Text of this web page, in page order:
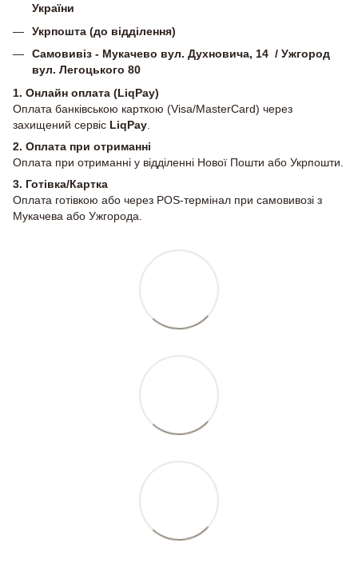
України
Укрпошта (до відділення)
Самовивіз - Мукачево вул. Духновича, 14 / Ужгород
вул. Легоцького 80
1. Онлайн оплата (LiqPay)
Оплата банківською карткою (Visa/MasterCard) через
захищений сервіс LiqPay
2. Оплата при отриманні
Оплата при отриманні у відділенні Нової Пошти або Укрпошти.
3. Готівка/Картка
Оплата готівкою або через POS-термінал при самовивозі з
Мукачева або Ужгорода.